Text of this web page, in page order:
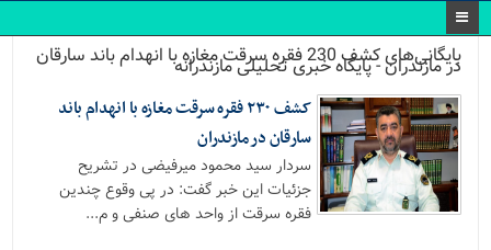
بایگانی‌های کشف 230 فقره سرقت مغازه با انهدام باند سارقاندر مازندران - پایگاه خبری تحلیلی مازندرانه
کشف ۲۳۰ فقره سرقت مغازه با انهدام باند
سارقان در مازندران
سردار سید محمود میرفیضی در تشریح
جزئیات این خبر گفت: در پی وقوع چندین
فقره سرقت از واحد های صنفی و م...